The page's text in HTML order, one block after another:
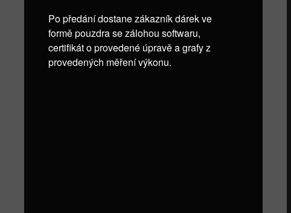
Po předání dostane zákazník dárek ve
formě pouzdra se zálohou softwaru,
certifikát o provedené úpravě a grafy z
provedených měření výkonu.